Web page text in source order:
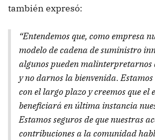
también expresó:
“Entendemos que, como empresa
modelo de cadena de suministro
algunos pueden
y no darnos la bienvenida.
con el largo plazo y creemos que el
beneficiará en última instancia
Estamos seguros de que nuestras
contribuciones a la comunidad